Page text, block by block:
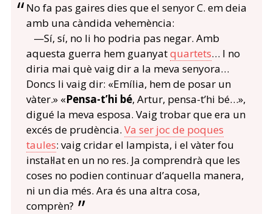
No fa pas gaires dies que el senyor C. em deia
amb una càndida vehemència:
—Sí, sí, no li ho podria pas negar. Amb
aquesta guerra hem guanyatquartets… I no
diria mai què vaig dir a la meva senyora…
Doncs li vaig dir: «Emília, hem de posar un
vàter.» «Pensa-t’hi bé, Artur, pensa-t’hi bé…»,
digué la meva esposa. Vaig trobar que era un
excés de prudència. Va ser joc de poques
taules: vaig cridar el lampista, i el vàter fou
instal·lat en un no res. Ja comprendrà que les
coses no podien continuar d’aquella manera,
ni un dia més. Ara és una altra cosa,
comprèn?